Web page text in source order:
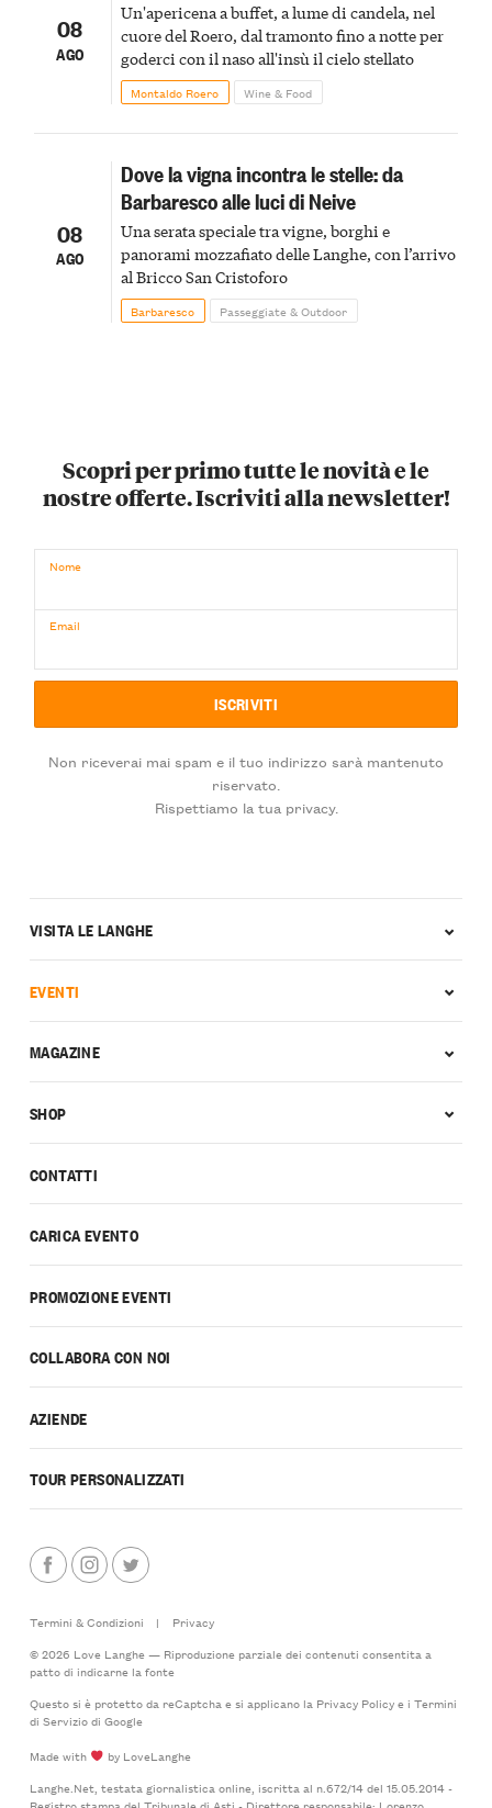
08
AGO
Un'apericena a buffet, a lume di candela, nel
cuore del Roero, dal tramonto fino a notte per
goderci con il naso all'insù il cielo stellato
Montaldo Roero Wine & Food
08
AGO
Dove la vigna incontra le stelle: da
Barbaresco alle luci di Neive
Una serata speciale tra vigne, borghi e
panorami mozzafiato delle Langhe, con l’arrivo
al Bricco San Cristoforo
Barbaresco Passeggiate & Outdoor
Scopri per primo tutte le novità e le
nostre offerte. Iscriviti alla newsletter!
Nome
Email
Non riceverai mai spam e il tuo indirizzo sarà mantenuto
riservato.
Rispettiamo la tua privacy.
CONTATTI
CARICA EVENTO
PROMOZIONE EVENTI
COLLABORA CON NOI
AZIENDE
TOUR PERSONALIZZATI
VISITA LE LANGHE
EVENTI
MAGAZINE
SHOP
Termini & Condizioni |
Privacy
© 2026 Love Langhe — Riproduzione parziale dei contenuti consentita a
patto di indicarne la fonte
Questo si è protetto da reCaptcha e si applicano la Privacy Policye i Termini
di Serviziodi Google
Made with
by LoveLanghe
Langhe.Net, testata giornalistica online, iscritta al n.672/14 del 15.05.2014 -